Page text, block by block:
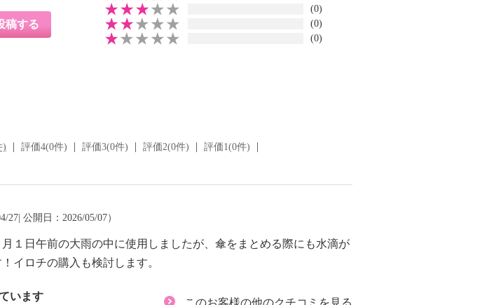
稿する
(0)
(0)
(0)
) 評価4(0件) 評価3(0件) 評価2(0件) 評価1(0件)
27| 公開日：2026/05/07）
１日午前の大雨の中に使用しましたが、傘をまとめる際にも水滴が
イロチの購入も検討します。
います
このお客様の他のクチコミを見る